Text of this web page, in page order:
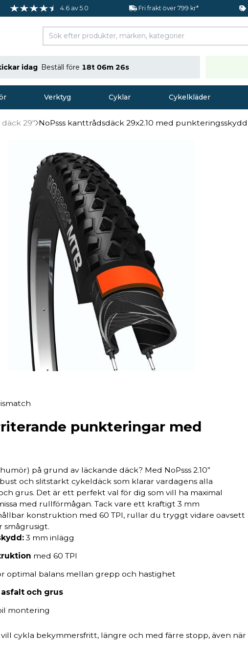
4.6 av 5.0 Fri frakt över 799 kr*
idag Beställ före 18t 06m 25s
Verktyg Cyklar Cykelkläder
däck 29" NoPsss kanttrådsdäck 29x2.10 med punkteringsskydd
punkteringar med
på grund av läckande däck? Med NoPsss 2.10”
och slitstarkt cykeldäck som klarar vardagens alla
grus. Det är ett perfekt val för dig som vill ha maximal
med rullförmågan. Tack vare ett kraftigt 3 mm
konstruktion med 60 TPI, rullar du tryggt vidare oavsett
smågrusigt.
3 mm inlägg
med 60 TPI
optimal balans mellan grepp och hastighet
och grus
montering
cykla bekymmersfritt, längre och med färre stopp, även när